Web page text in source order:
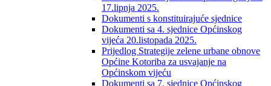
17.lipnja 2025.
Dokumenti s konstituirajuće sjednice
Dokumenti sa 4. sjednice Općinskog
vijeća 20.listopada 2025.
Prijedlog Strategije zelene urbane obnove
Općine Kotoriba za usvajanje na
Općinskom vijeću
Dokumenti sa 7. sjednice Općinskog